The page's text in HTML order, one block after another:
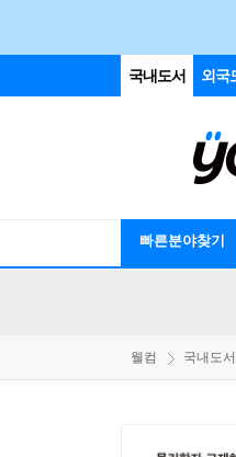
국내도서 외국
빠른분야찾기
웰컴 국내도서